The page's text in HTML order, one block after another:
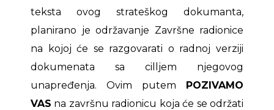
teksta ovog strateškog dokumanta,
planirano je održavanje Završne radionice
na kojoj će se razgovarati o radnoj verziji
dokumenata sa cilljem njegovog
unapređenja. Ovim putem POZIVAMO
VAS na završnu radionicu koja će se održati